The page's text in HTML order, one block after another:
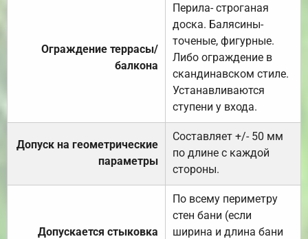
Ограждение террасы/
балкона
Перила- строганая
доска. Балясины-
точеные, фигурные.
Либо ограждение в
скандинавском стиле.
Устанавливаются
ступени у входа.
Допуск на геометрические
параметры
Составляет +/- 50 мм
по длине с каждой
стороны.
Допускается стыковка
По всему периметру
стен бани (если
ширина и длина бани